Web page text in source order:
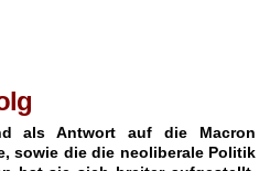
als Antwort auf die Macron
sowie die die neoliberale Politik